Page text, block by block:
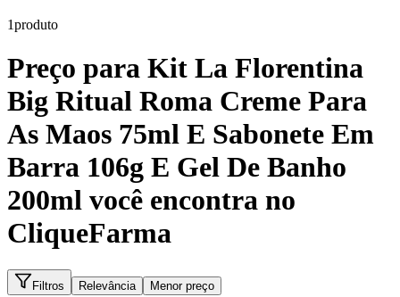
1produto
Preço para Kit La Florentina
Big Ritual Roma Creme Para
As Maos 75ml E Sabonete Em
Barra 106g E Gel De Banho
200ml você encontra no
CliqueFarma
Filtros Relevância Menor preço